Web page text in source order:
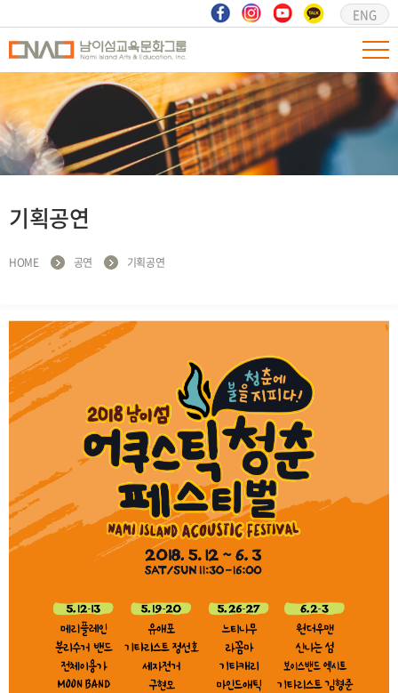
ENG
기획공연
HOME 공연 기획공연